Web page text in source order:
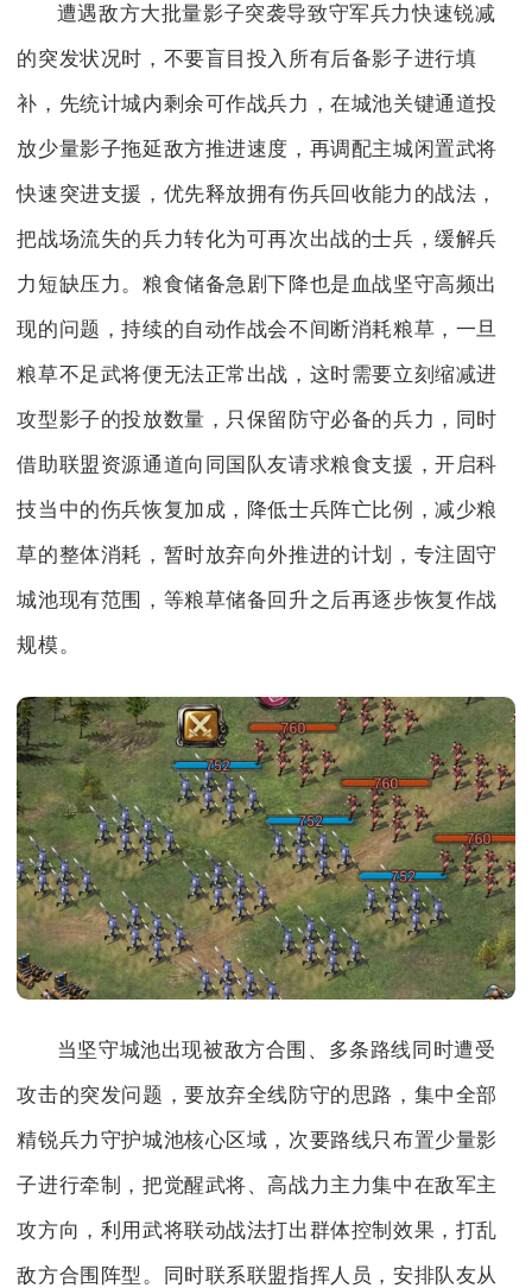
遭遇敌方大批量影子突袭导致守军兵力快速锐减
的突发状况时，不要盲目投入所有后备影子进行填
补，先统计城内剩余可作战兵力，在城池关键通道投
放少量影子拖延敌方推进速度，再调配主城闲置武将
快速突进支援，优先释放拥有伤兵回收能力的战法，
把战场流失的兵力转化为可再次出战的士兵，缓解兵
力短缺压力。粮食储备急剧下降也是血战坚守高频出
现的问题，持续的自动作战会不间断消耗粮草，一旦
粮草不足武将便无法正常出战，这时需要立刻缩减进
攻型影子的投放数量，只保留防守必备的兵力，同时
借助联盟资源通道向同国队友请求粮食支援，开启科
技当中的伤兵恢复加成，降低士兵阵亡比例，减少粮
草的整体消耗，暂时放弃向外推进的计划，专注固守
城池现有范围，等粮草储备回升之后再逐步恢复作战
规模。
当坚守城池出现被敌方合围、多条路线同时遭受
攻击的突发问题，要放弃全线防守的思路，集中全部
精锐兵力守护城池核心区域，次要路线只布置少量影
子进行牵制，把觉醒武将、高战力主力集中在敌军主
攻方向，利用武将联动战法打出群体控制效果，打乱
敌方合围阵型。同时联系联盟指挥人员，安排队友从